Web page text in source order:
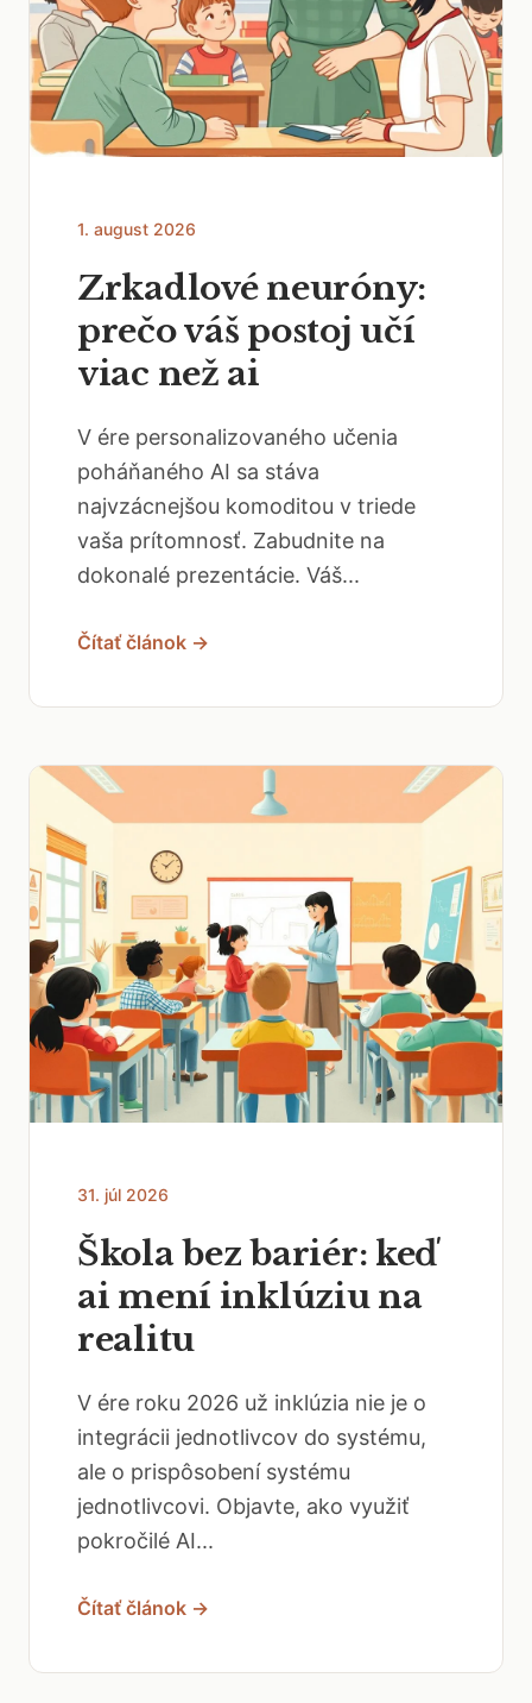
1. august 2026
Zrkadlové neuróny:
prečo váš postoj učí
viac než ai
V ére personalizovaného učenia
poháňaného AI sa stáva
najvzácnejšou komoditou v triede
vaša prítomnosť. Zabudnite na
dokonalé prezentácie. Váš...
Čítať článok →
31. júl 2026
Škola bez bariér: keď
ai mení inklúziu na
realitu
V ére roku 2026 už inklúzia nie je o
integrácii jednotlivcov do systému,
ale o prispôsobení systému
jednotlivcovi. Objavte, ako využiť
pokročilé AI...
Čítať článok →